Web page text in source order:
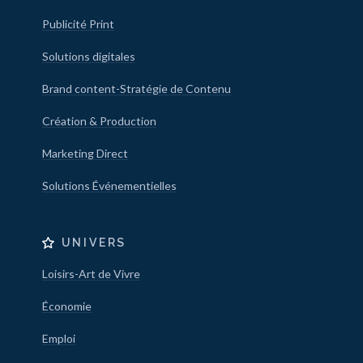
Publicité Print
Solutions digitales
Brand content-Stratégie de Contenu
Création & Production
Marketing Direct
Solutions Événementielles
UNIVERS
Loisirs-Art de Vivre
Économie
Emploi